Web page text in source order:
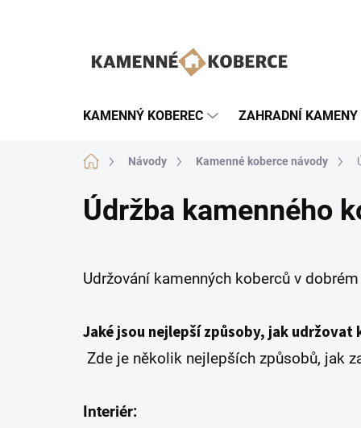
KAMENNÝ KOBEREC ZAHRADNÍ KAMENY
Domů Návody Kamenné koberce návody
Údržba kamenného
Udržování kamenných koberců v
Jaké jsou nejlepší způsoby, jak udržovat
Zde je několik nejlepších způsobů, jak
Interiér: